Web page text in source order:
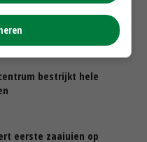
melkprijs daalt licht in
bestrijkt hele
eerste zaaiuien op